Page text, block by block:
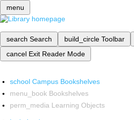
menu
search Search build_circle Toolbar
cancel Exit Reader Mode
school Campus Bookshelves
menu_book Bookshelves
perm_media Learning Objects